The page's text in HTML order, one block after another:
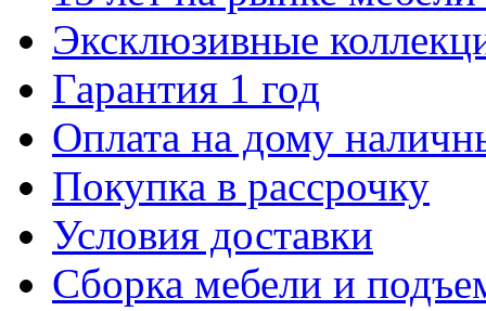
Эксклюзивные
Гарантия 1 год
Оплата на дому
Покупка в рассрочку
Условия доставки
Сборка мебели и